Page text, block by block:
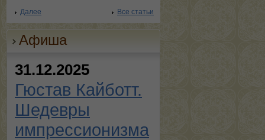
Далее Все статьи
Афиша
31.12.2025
Гюстав Кайботт.
Шедевры
импрессионизма